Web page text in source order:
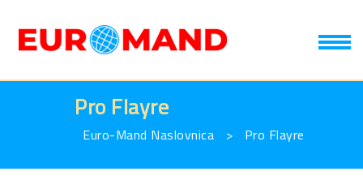
Pro Flayre
Euro-Mand Naslovnica > Pro Flayre